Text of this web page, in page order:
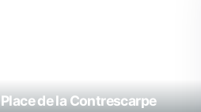
Place de la Contrescarpe